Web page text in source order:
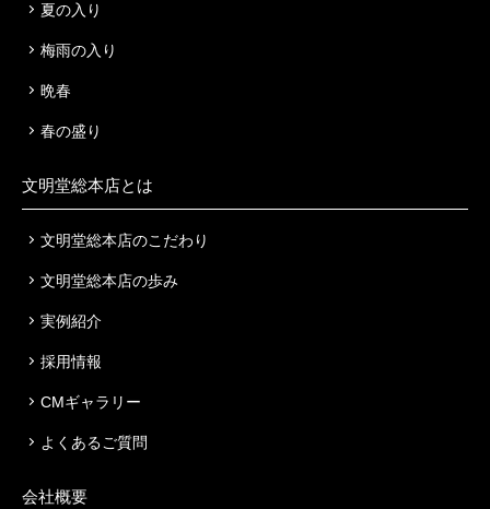
夏の入り
梅雨の入り
晩春
春の盛り
文明堂総本店とは
文明堂総本店のこだわり
文明堂総本店の歩み
実例紹介
採用情報
CMギャラリー
よくあるご質問
会社概要